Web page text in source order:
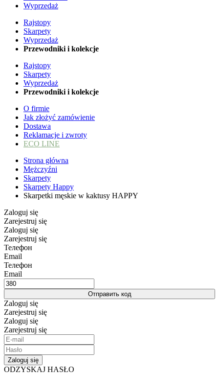
Wyprzedaż
Rajstopy
Skarpety
Wyprzedaż
Przewodniki i kolekcje
Rajstopy
Skarpety
Wyprzedaż
Przewodniki i kolekcje
O firmie
Jak złożyć zamówienie
Dostawa
Reklamacje i zwroty
ECO LINE
Strona główna
Mężczyźni
Skarpety
Skarpety Happy
Skarpetki męskie w kaktusy HAPPY
Zaloguj się
Zarejestruj się
Zaloguj się
Zarejestruj się
Телефон
Email
Телефон
Email
Отправить код
Zaloguj się
Zarejestruj się
Zaloguj się
Zarejestruj się
Zaloguj się
ODZYSKAJ HASŁO